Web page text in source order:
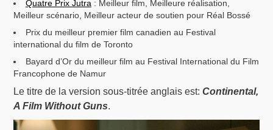
Quatre Prix Jutra: Meilleur film, Meilleure réalisation,
Meilleur scénario, Meilleur acteur de soutien pour Réal Bossé
Prix du meilleur premier film canadien au Festival
international du film de Toronto
Bayard d’Or du meilleur film au Festival International du Film
Francophone de Namur
Le titre de la version sous-titrée anglais est:Continental,
A Film Without Guns.